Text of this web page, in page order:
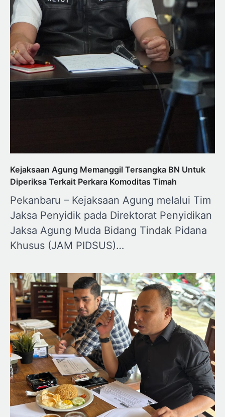
Kejaksaan Agung Memanggil Tersangka BN Untuk
Diperiksa Terkait Perkara Komoditas Timah
Pekanbaru – Kejaksaan Agung melalui Tim
Jaksa Penyidik pada Direktorat Penyidikan
Jaksa Agung Muda Bidang Tindak Pidana
Khusus (JAM PIDSUS)…